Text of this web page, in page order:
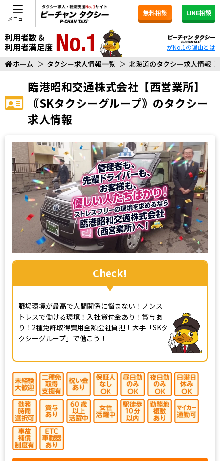
メニュー
無料相談 LINE相談
がNo.1の理由とは
ホーム ＞ タクシー求人情報一覧 ＞ 北海道のタクシー求人情報 ＞
臨港昭和交通株式会社【西営業所】
｟SKタクシーグループ｠ のタクシー
求人情報
Check!
職場環境が最高で人間関係に悩まない！ノンス
トレスで働ける環境！入社貸付金あり！賞与あ
り！2種免許取得費用全額会社負担！大手「SKタ
クシーグループ」で働こう！